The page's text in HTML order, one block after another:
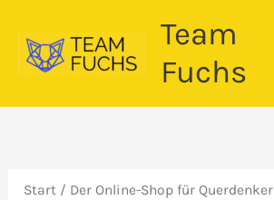
Inhalt
springen
Team
Fuchs
Start / Der Online-Shop für Querdenker